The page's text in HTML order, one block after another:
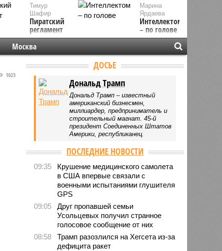
Марина
Ярдаева
Интеллектом
– по голове
Тимур
Шафир
Пиратский
регламент
Москва
1023
ДОСЬЕ
Дональд Трамп
Дональд Трамп – известный
американский бизнесмен,
миллиардер, предприниматель и
строительный магнат. 45-й
президент Соединенных Штатов
Америки, республиканец.
ПОСЛЕДНИЕ НОВОСТИ
09:35
Крушение медицинского самолета
в США впервые связали с
военными испытаниями глушителя
GPS
09:05
Друг пропавшей семьи
Усольцевых получил странное
голосовое сообщение от них
08:58
Трамп разозлился на Хегсета из-за
дефицита ракет